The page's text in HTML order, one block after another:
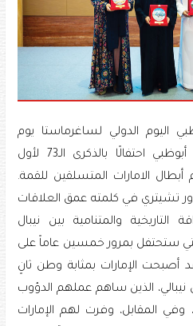
اليوم الدولي لساغرماستا يوم
إيفرست 2026 بفعالية في أبوظبي احتفالًا بالذكرى الـ73 لأول
الامارات المتسلقين للقمة.
تشيتري في كلمته عمق العلاقات
التاريخية والمتنامية بين نيبال
ستحتفل بمرور خمسين عاماً على
في عام 2027. وقد أصبحت الإمارات بمثابة وطن ثانٍ
الذين ساهم عملهم الدؤوب
وفي المقابل، وفرت لهم الإمارات